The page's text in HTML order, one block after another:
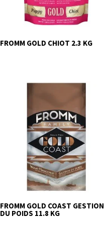
FROMM GOLD CHIOT 2.3 KG
FROMM GOLD COAST GESTION
DU POIDS 11.8 KG